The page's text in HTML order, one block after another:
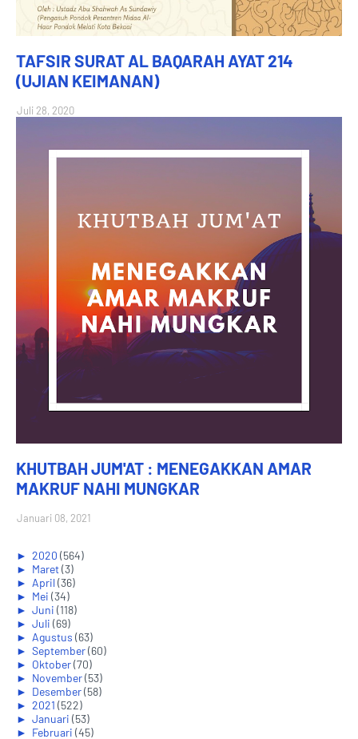
TAFSIR SURAT AL BAQARAH AYAT 214
(UJIAN KEIMANAN)
Juli 28, 2020
KHUTBAH JUM'AT : MENEGAKKAN AMAR
MAKRUF NAHI MUNGKAR
Januari 08, 2021
► 2020 (564)
► Maret(3)
► April(36)
► Mei (34)
► Juni (118)
► Juli (69)
► Agustus (63)
► September(60)
► Oktober(70)
► November(53)
► Desember(58)
► 2021 (522)
► Januari (53)
► Februari (45)